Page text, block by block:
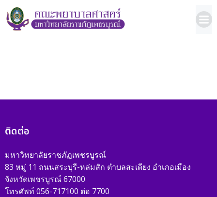
ติดต่อ
มหาวิทยาลัยราชภัฏเพชรบูรณ์
83 หมู่ 11 ถนนสระบุรี-หล่มสัก ตำบลสะเดียง อำเภอเมือง
จังหวัดเพชรบูรณ์ 67000
โทรศัพท์ 056-717100 ต่อ 7700